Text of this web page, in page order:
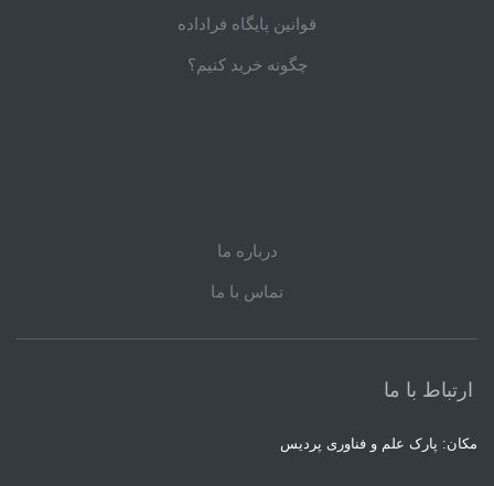
قوانین پایگاه فراداده
چگونه خرید کنیم؟
درباره ما
تماس با ما
ارتباط با ما
مکان: پارک علم و فناوری پردیس